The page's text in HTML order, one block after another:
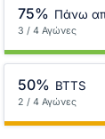
75% Πάνω
3 / 4 Αγώνες
50% BTTS
2 / 4 Αγώνες